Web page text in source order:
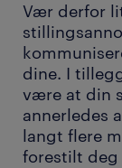
Vær derfor
dine. I
være at din
annerledes
langt flere
forestilt deg